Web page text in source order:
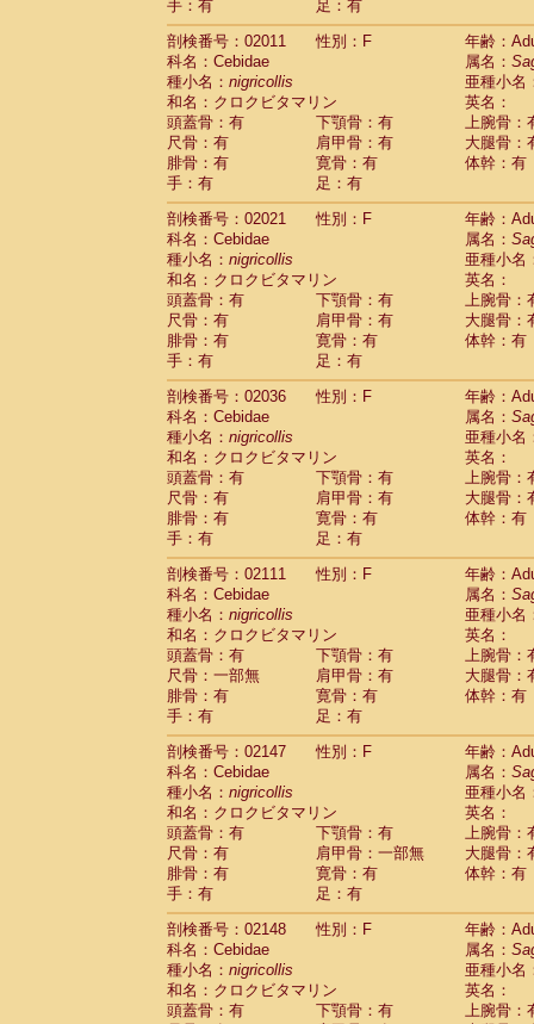
CercopithecidaeCercocebus
CercopithecidaeLophocebus
Cercopithecidae
(0)
Cercopithecidae Papio cynocephalus
Cercopithecidae Papio hamadryas(1)
CercopithecidaePapio papio
CercopithecidaePapio
CercopithecidaeMandrillus
CercopithecidaeMandrillus sphinx
CercopithecidaeTheropithecus
CercopithecidaeMacaca arctoides(3)
Cercopithecidae Macaca assamensis
Cercopithecidae
Macaca
CercopithecidaeMacaca cyclopis (17)
CercopithecidaeMacaca fascicularis
CercopithecidaeMacaca fuscaca
CercopithecidaeMacaca fuscata
CercopithecidaeMacaca fuscata
CercopithecidaeMacaca maura(3)
Cercopithecidae Macaca mulatta(56)
Cercopithecidae Macaca nemestrina(3)
Cercopithecidae Macaca nigra(0)
CercopithecidaeMacaca radiata(27)
CercopithecidaeMacaca silenus(0)
CercopithecidaeMacaca sinica (1)
CercopithecidaeMacaca sylvanus
CercopithecidaeMacaca thibetana (0)
Cercopithecidae Macaca tonkeana (0)
Cercopithecidae hybrid(1)
Cercopithecidae (0)
CercopithecidaeAllenopithecus
CercopithecidaeCercopithecus
CercopithecidaeCercopithecus
CercopithecidaeCercopithecus
CercopithecidaeCercopithecus diana
CercopithecidaeCercopithecus
Cercopithecidae
Cercopithecus
Cercopithecidae
Cercopithecus mitis
CercopithecidaeCercopithecus mitis
CercopithecidaeCercopithecus mitis
CercopithecidaeCercopithecus mona
CercopithecidaeCercopithecus
CercopithecidaeCercopithecus
CercopithecidaeCercopithecus
Cercopithecidae
Cercopithecusspp.(0)
Cercopithecidae
Chlorocebus
CercopithecidaeChlorocebus
CercopithecidaeErythrocebus patas
手：有
足：有
剖検番号：02011
性別：F
年齢：
科名：Cebidae
属名：
種小名： nigricollis
亜種小名
和名：クロクビタマリン
英名：
頭蓋骨：有
下顎骨：有
上腕骨：
尺骨：有
肩甲骨：有
大腿骨：
腓骨：有
寛骨：有
体幹：有
手：有
足：有
剖検番号：02021
性別：F
年齢：
科名：Cebidae
属名：
種小名： nigricollis
亜種小名
和名：クロクビタマリン
英名：
頭蓋骨：有
下顎骨：有
上腕骨：
尺骨：有
肩甲骨：有
大腿骨：
腓骨：有
寛骨：有
体幹：有
手：有
足：有
剖検番号：02036
性別：F
年齢：
科名：Cebidae
属名：
種小名： nigricollis
亜種小名
和名：クロクビタマリン
英名：
頭蓋骨：有
下顎骨：有
上腕骨：
尺骨：有
肩甲骨：有
大腿骨：
腓骨：有
寛骨：有
体幹：有
手：有
足：有
剖検番号：02111
性別：F
年齢：
科名：Cebidae
属名：
種小名： nigricollis
亜種小名
和名：クロクビタマリン
英名：
頭蓋骨：有
下顎骨：有
上腕骨：
尺骨：一部無
肩甲骨：有
大腿骨：
腓骨：有
寛骨：有
体幹：有
手：有
足：有
剖検番号：02147
性別：F
年齢：
科名：Cebidae
属名：
種小名： nigricollis
亜種小名
和名：クロクビタマリン
英名：
頭蓋骨：有
下顎骨：有
上腕骨：
尺骨：有
肩甲骨：一部無
大腿骨：
腓骨：有
寛骨：有
体幹：有
手：有
足：有
剖検番号：02148
性別：F
年齢：
科名：Cebidae
属名：
種小名： nigricollis
亜種小名
和名：クロクビタマリン
英名：
頭蓋骨：有
下顎骨：有
上腕骨：